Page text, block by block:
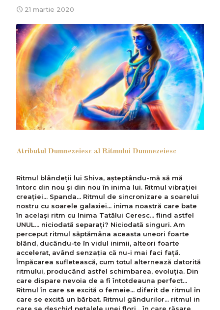
21 martie 2020
Atributul Dumnezeiesc al Ritmului Dumnezeiesc
Ritmul blândeții lui Shiva, aşteptându-mă să mă
întorc din nou și din nou în inima lui. Ritmul vibrației
creației... Spanda... Ritmul de sincronizare a soarelui
nostru cu soarele galaxiei... inima noastră care bate
în același ritm cu Inima Tatălui Ceresc... fiind astfel
UNUL... niciodată separați? Niciodată singuri. Am
perceput ritmul săptămâna aceasta uneori foarte
blând, ducându-te în vidul inimii, alteori foarte
accelerat, având senzația că nu-i mai faci faţă.
Împăcarea sufletească, cum totul alternează datorită
ritmului, producând astfel schimbarea, evoluția. Din
care dispare nevoia de a fi întotdeauna perfect...
Ritmul în care se excită o femeie... diferit de ritmul în
care se excită un bărbat. Ritmul gândurilor... ritmul in